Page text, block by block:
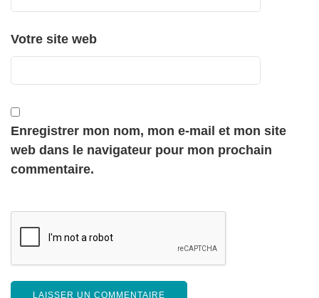
Votre site web
Enregistrer mon nom, mon e-mail et mon site
web dans le navigateur pour mon prochain
commentaire.